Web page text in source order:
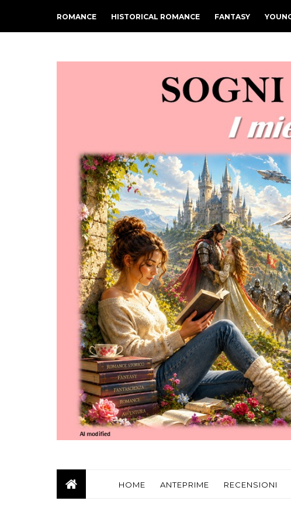
ROMANCE HISTORICAL ROMANCE FANTASY
HOME ANTEPRIME RECENSIONI